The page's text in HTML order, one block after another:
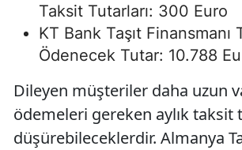
Taksit Tutarları: 300 Euro
KT Bank Taşıt Finansmanı
Ödenecek Tutar: 10.788
Dileyen müşteriler daha uzun
ödemeleri gereken aylık taksit
düşürebileceklerdir. Almanya